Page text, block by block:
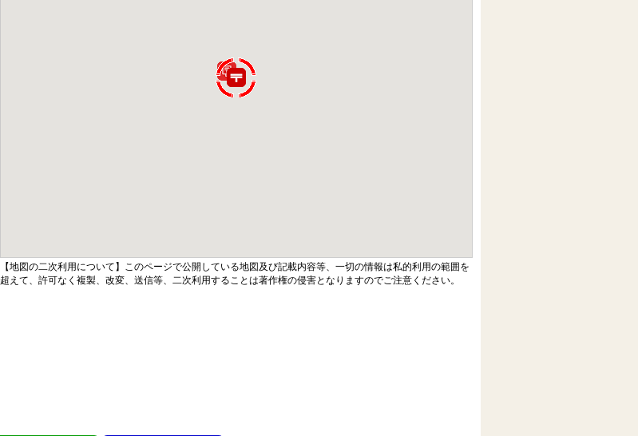
【地図の二次利用について】このページで公開している地図及び記載内容等、一切の情報は私的利用の範囲を
超えて、許可なく複製、改変、送信等、二次利用することは著作権の侵害となりますのでご注意ください。